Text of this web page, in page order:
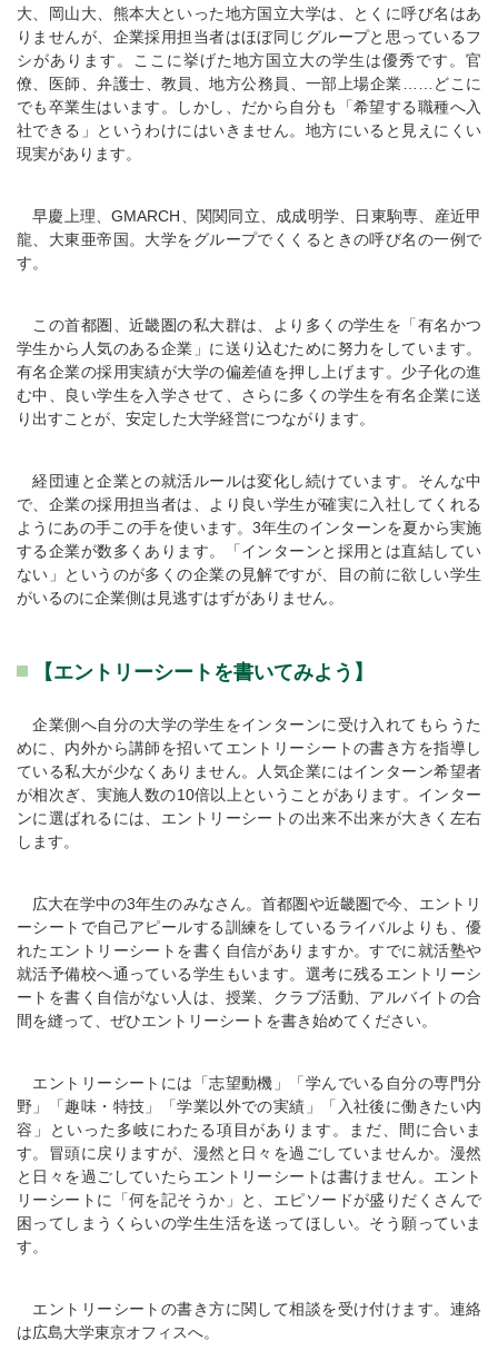
大、岡山大、熊本大といった地方国立大学は、とくに呼び名はあ
りませんが、企業採用担当者はほぼ同じグループと思っているフ
シがあります。ここに挙げた地方国立大の学生は優秀です。官
僚、医師、弁護士、教員、地方公務員、一部上場企業……どこに
でも卒業生はいます。しかし、だから自分も「希望する職種へ入
社できる」というわけにはいきません。地方にいると見えにくい
現実があります。
早慶上理、GMARCH、関関同立、成成明学、日東駒専、産近甲
龍、大東亜帝国。大学をグループでくくるときの呼び名の一例で
す。
この首都圏、近畿圏の私大群は、より多くの学生を「有名かつ
学生から人気のある企業」に送り込むために努力をしています。
有名企業の採用実績が大学の偏差値を押し上げます。少子化の進
む中、良い学生を入学させて、さらに多くの学生を有名企業に送
り出すことが、安定した大学経営につながります。
経団連と企業との就活ルールは変化し続けています。そんな中
で、企業の採用担当者は、より良い学生が確実に入社してくれる
ようにあの手この手を使います。3年生のインターンを夏から実施
する企業が数多くあります。「インターンと採用とは直結してい
ない」というのが多くの企業の見解ですが、目の前に欲しい学生
がいるのに企業側は見逃すはずがありません。
【エントリーシートを書いてみよう】
企業側へ自分の大学の学生をインターンに受け入れてもらうた
めに、内外から講師を招いてエントリーシートの書き方を指導し
ている私大が少なくありません。人気企業にはインターン希望者
が相次ぎ、実施人数の10倍以上ということがあります。インター
ンに選ばれるには、エントリーシートの出来不出来が大きく左右
します。
広大在学中の3年生のみなさん。首都圏や近畿圏で今、エントリ
ーシートで自己アピールする訓練をしているライバルよりも、優
れたエントリーシートを書く自信がありますか。すでに就活塾や
就活予備校へ通っている学生もいます。選考に残るエントリーシ
ートを書く自信がない人は、授業、クラブ活動、アルバイトの合
間を縫って、ぜひエントリーシートを書き始めてください。
エントリーシートには「志望動機」「学んでいる自分の専門分
野」「趣味・特技」「学業以外での実績」「入社後に働きたい内
容」といった多岐にわたる項目があります。まだ、間に合いま
す。冒頭に戻りますが、漫然と日々を過ごしていませんか。漫然
と日々を過ごしていたらエントリーシートは書けません。エント
リーシートに「何を記そうか」と、エピソードが盛りだくさんで
困ってしまうくらいの学生生活を送ってほしい。そう願っていま
す。
エントリーシートの書き方に関して相談を受け付けます。連絡
は広島大学東京オフィスへ。